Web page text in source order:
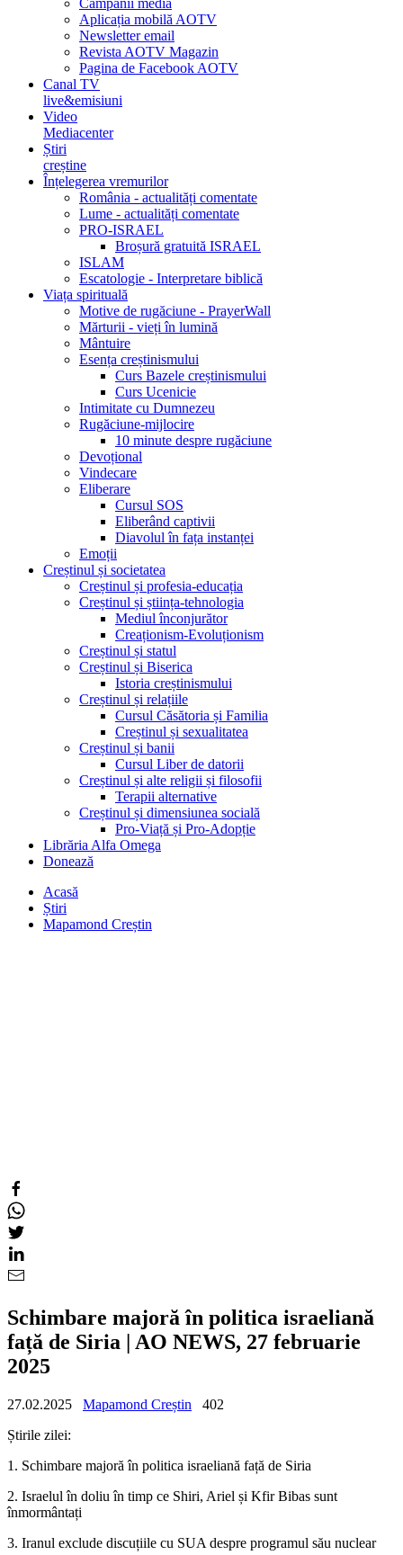
Campanii media
Aplicația mobilă AOTV
Newsletter email
Revista AOTV Magazin
Pagina de Facebook AOTV
Canal TV
live&emisiuni
Video
Mediacenter
Știri
creștine
Înțelegerea vremurilor
România - actualități comentate
Lume - actualități comentate
PRO-ISRAEL
Broșură gratuită ISRAEL
ISLAM
Escatologie - Interpretare biblică
Viața spirituală
Motive de rugăciune - PrayerWall
Mărturii - vieți în lumină
Mântuire
Esența creștinismului
Curs Bazele creștinismului
Curs Ucenicie
Intimitate cu Dumnezeu
Rugăciune-mijlocire
10 minute despre rugăciune
Devoțional
Vindecare
Eliberare
Cursul SOS
Eliberând captivii
Diavolul în fața instanței
Emoții
Creștinul și societatea
Creștinul și profesia-educația
Creștinul și știința-tehnologia
Mediul înconjurător
Creaționism-Evoluționism
Creștinul și statul
Creștinul și Biserica
Istoria creștinismului
Creștinul și relațiile
Cursul Căsătoria și Familia
Creștinul și sexualitatea
Creștinul și banii
Cursul Liber de datorii
Creștinul și alte religii și filosofii
Terapii alternative
Creștinul și dimensiunea socială
Pro-Viață și Pro-Adopție
Librăria Alfa Omega
Donează
Acasă
Știri
Mapamond Creștin
Schimbare majoră în politica israeliană
față de Siria | AO NEWS, 27 februarie
2025
27.02.2025 Mapamond Creștin
402
Știrile zilei:
1. Schimbare majoră în politica israeliană față de Siria
2. Israelul în doliu în timp ce Shiri, Ariel și Kfir Bibas sunt
înmormântați
3. Iranul exclude discuțiile cu SUA despre programul său nuclear